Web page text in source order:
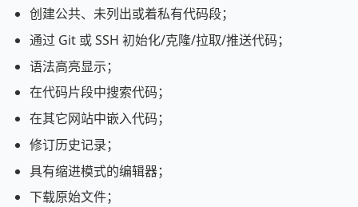
创建公共、未列出或着私有代码段；
通过 Git 或 SSH 初始化/克隆/拉取/推送代码；
语法高亮显示；
在代码片段中搜索代码；
在其它网站中嵌入代码；
修订历史记录；
具有缩进模式的编辑器；
下载原始文件；